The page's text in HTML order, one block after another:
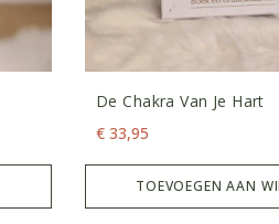
De Chakra Van Je Hart
€ 33,95
TOEVOEGEN AAN